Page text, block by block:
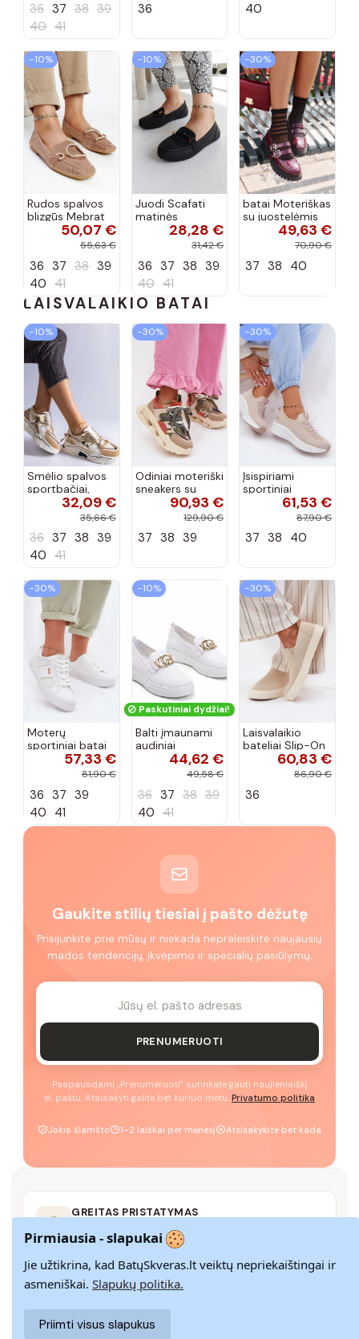
36 37 38 39
40 41
36 40
−10%
Rudos spalvos
blizgūs Mebrat
bateliai50,07 €
55,63 €
36 37 38 39
40 41
−10%
Juodi Scafati
matinės
apdailos bateliai
28,28 €
31,42 €
36 37 38 39
40 41
−30%
batai Moteriškas
su juostelėmis
su lako efektu
bordo spalvos
49,63 €
70,90 €
37 38 40
LAISVALAIKIO BATAI
−10%
Smėlio spalvos
sportbačiai,
dekoruoti Valdez
cirkonio virvele
32,09 €
35,66 €
36 37 38 39
40 41
−30%
Odiniai moteriški
sneakers su
platforma D&A
CR61-3133
90,93 €
129,90 €
37 38 39
−30%
Įsispiriami
sportiniai
bateliai Kobbo
102425 smėlio
61,53 €
87,90 €
37 38 40
−30%
Moterų
sportiniai batai
su ažūro
elementais Big
baltos spalvos
57,33 €
81,90 €
36 37 39
40 41
−10%
Paskutiniai dydžiai!
Balti įmaunami
audiniai
sportbačiai su
44,62 €
49,58 €
36 37 38 39
40 41
−30%
Laisvalaikio
bateliai Slip-On
Big Star
RR274721 smėlio
60,83 €
86,90 €
36
Gaukite stilių tiesiai į pašto dėžutę
Prisijunkite prie mūsų ir niekada nepraleiskite naujausių
mados tendencijų, įkvėpimo ir specialių pasiūlymų.
PRENUMERUOTI
Paspausdami „Prenumeruoti" sutinkate gauti naujienlaiškį
el. paštu. Atsisakyti galite bet kuriuo metu. Privatumo politika
Jokio šlamšto 1–2 laiškai per mėnesį Atsisakykite bet kada
GREITAS PRISTATYMAS
14 DIENŲ GRĄŽINIMAS
Paprastas grąžinimas paštomatais su pinigų
grąžinimo garantija
Pirmiausia - slapukai
Jie užtikrina, kad BatųSkveras.lt veiktų nepriekaištingai ir
asmeniškai. Slapukų politika.
Priimti visus slapukus